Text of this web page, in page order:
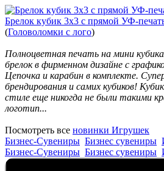
Брелок кубик 3х3 с прямой УФ-
(Головоломки с лого)
Полноцветная печать на мини
брелок в фирменном дизайне с
Цепочка и карабин в комплекте.
брендирования и самих кубиков!
стиле еще никогда не были такими
логотип...
Посмотреть все новинки Игрушек
Бизнес-Сувениры Бизнес сувениры
Бизнес-Сувениры Бизнес сувениры